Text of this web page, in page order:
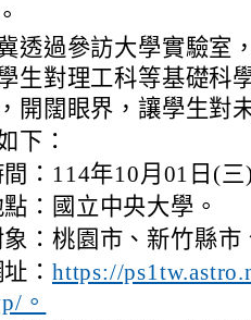
透過參訪大學實驗室
生對理工科等基礎科
開闊眼界，讓學生對
下：
：114年10月01日(
：國立中央大學。
：桃園市、新竹縣
： https://
。